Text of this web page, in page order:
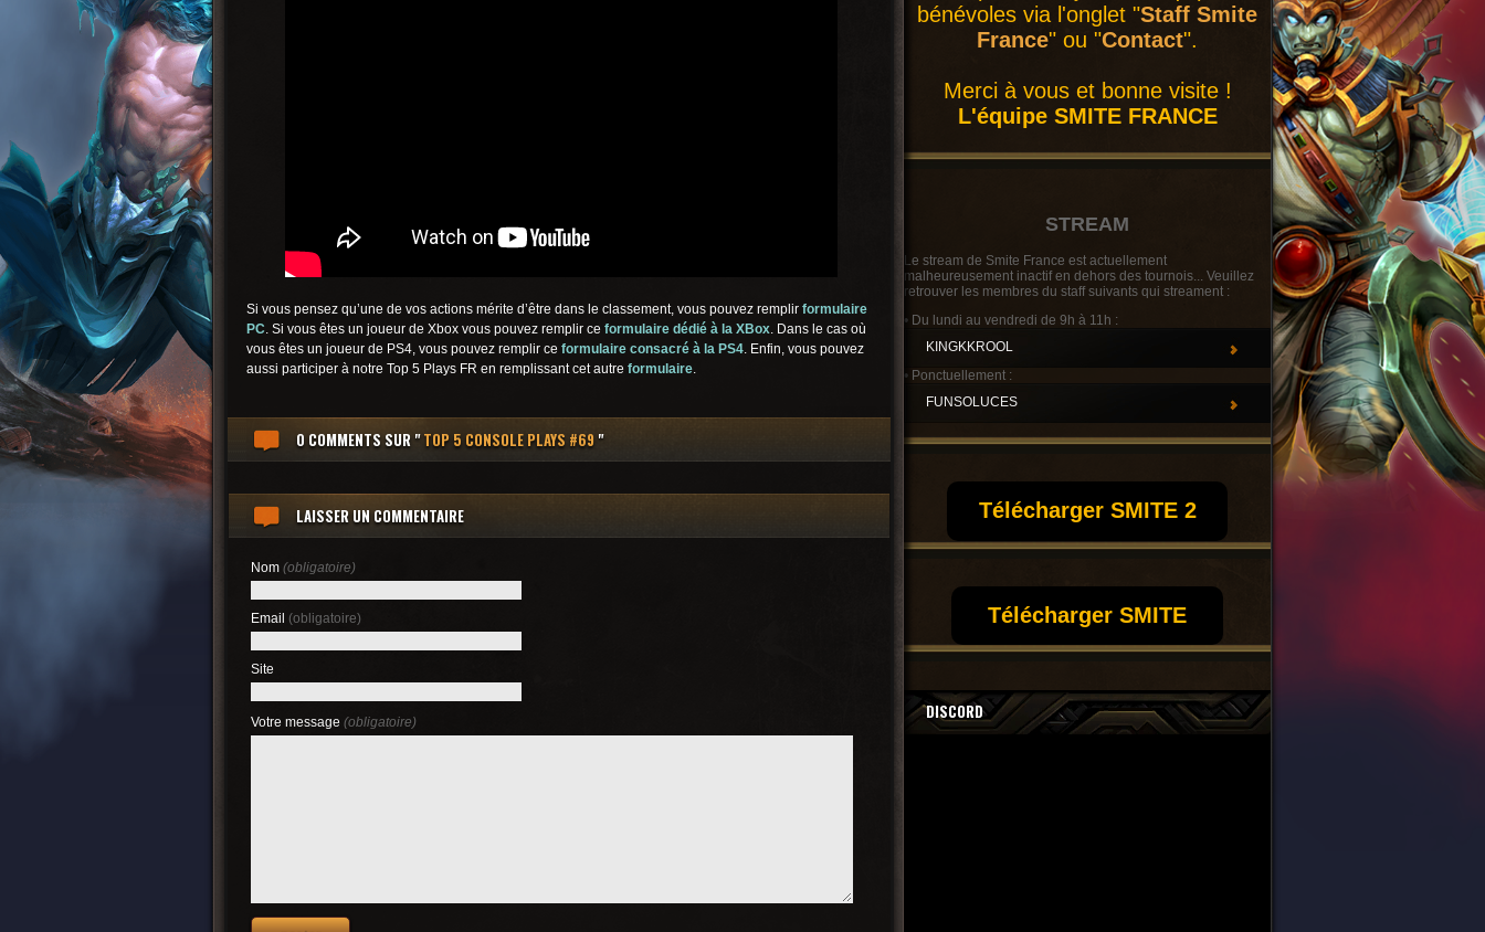
Si vous pensez qu’une de vos actions mérite d’être dans le classement, vous pouvez remplir formulaire
PC. Si vous êtes un joueur de Xbox vous pouvez remplir ce formulaire dédié à la XBox. Dans le cas où
vous êtes un joueur de PS4, vous pouvez remplir ce formulaire consacré à la PS4. Enfin, vous pouvez
aussi participer à notre Top 5 Plays FR en remplissant cet autre formulaire.
0 COMMENTSSUR "TOP 5 CONSOLE PLAYS #69 "
LAISSER UN COMMENTAIRE
Nom (obligatoire)
Email (obligatoire)
Site
Votre message (obligatoire)
bénévoles via l'onglet "Staff Smite
France" ou "Contact".
Merci à vous et bonne visite !
L'équipe SMITE FRANCE
STREAM
Le stream de Smite France est actuellement
malheureusement inactif en dehors des tournois... Veuillez
retrouver les membres du staff suivants qui streament :
• Du lundi au vendredi de 9h à 11h :
KINGKKROOL
• Ponctuellement :
FUNSOLUCES
Télécharger SMITE 2
Télécharger SMITE
DISCORD